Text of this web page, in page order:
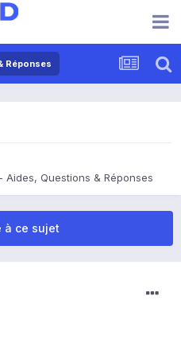
Réponses
Aides, Questions & Réponses
à ce sujet